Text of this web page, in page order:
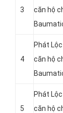
3
căn hộ
4
Phát
căn hộ
5
Phát
căn hộ